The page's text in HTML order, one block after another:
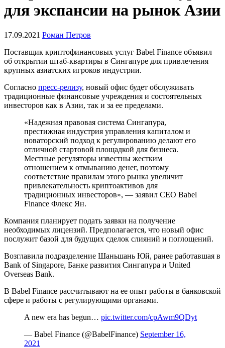
для экспансии на рынок Азии
17.09.2021 Роман Петров
Поставщик криптофинансовых услуг Babel Finance объявил
об открытии штаб-квартиры в Сингапуре для привлечения
крупных азиатских игроков индустрии.
Согласно пресс-релизу, новый офис будет обслуживать
традиционные финансовые учреждения и состоятельных
инвесторов как в Азии, так и за ее пределами.
«Надежная правовая система Сингапура,
престижная индустрия управления капиталом и
новаторский подход к регулированию делают его
отличной стартовой площадкой для бизнеса.
Местные регуляторы известны жестким
отношением к отмыванию денег, поэтому
соответствие правилам этого рынка увеличит
привлекательность криптоактивов для
традиционных инвесторов», — заявил CEO Babel
Finance Флекс Ян.
Компания планирует подать заявки на получение
необходимых лицензий. Предполагается, что новый офис
послужит базой для будущих сделок слияний и поглощений.
Возглавила подразделение Шаньшань Юй, ранее работавшая в
Bank of Singapore, Банке развития Сингапура и United
Overseas Bank.
В Babel Finance рассчитывают на ее опыт работы в банковской
сфере и работы с регулирующими органами.
A new era has begun… pic.twitter.com/cpAwm9QDyt
— Babel Finance (@BabelFinance) September 16,
2021